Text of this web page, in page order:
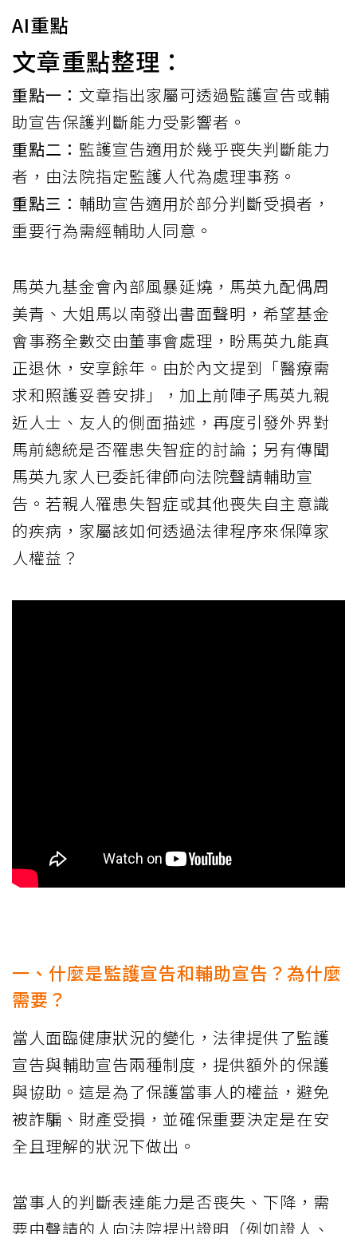
AI重點
文章重點整理：
重點一： 文章指出家屬可透過監護宣告或輔
助宣告保護判斷能力受影響者。
重點二： 監護宣告適用於幾乎喪失判斷能力
者，由法院指定監護人代為處理事務。
重點三： 輔助宣告適用於部分判斷受損者，
重要行為需經輔助人同意。
馬英九基金會內部風暴延燒，馬英九配偶周
美青、大姐馬以南發出書面聲明，希望基金
會事務全數交由董事會處理，盼馬英九能真
正退休，安享餘年。由於內文提到「醫療需
求和照護妥善安排」，加上前陣子馬英九親
近人士、友人的側面描述，再度引發外界對
馬前總統是否罹患失智症的討論；另有傳聞
馬英九家人已委託律師向法院聲請輔助宣
告。若親人罹患失智症或其他喪失自主意識
的疾病，家屬該如何透過法律程序來保障家
人權益？
一、什麼是監護宣告和輔助宣告？為什麼
需要？
當人面臨健康狀況的變化，法律提供了監護
宣告與輔助宣告兩種制度，提供額外的保護
與協助。這是為了保護當事人的權益，避免
被詐騙、財產受損，並確保重要決定是在安
全且理解的狀況下做出。
當事人的判斷表達能力是否喪失、下降，需
要由聲請的人向法院提出證明（例如證人、